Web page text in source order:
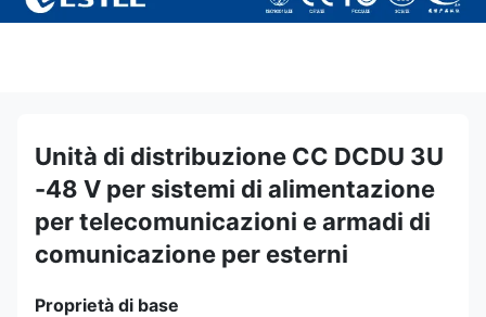
Unità di distribuzione CC DCDU 3U
-48 V per sistemi di alimentazione
per telecomunicazioni e armadi di
comunicazione per esterni
Proprietà di base